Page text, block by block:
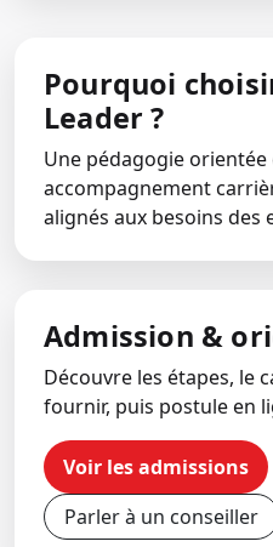
Pourquoi
Leader ?
Une pédagogie
accompagnement
alignés aux besoins des
Admission &
Découvre les étapes, le
fournir, puis postule en
Voir les admissions
Parler à un conseiller